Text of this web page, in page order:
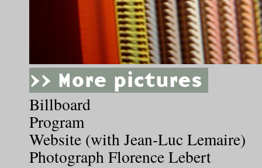
>> More pictures
Billboard
Program
Website (with Jean-Luc Lemaire)
Photograph Florence Lebert